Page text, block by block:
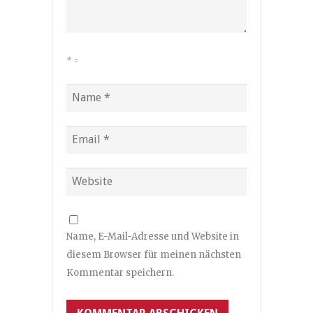
* =
Name, E-Mail-Adresse und Website in
diesem Browser für meinen nächsten
Kommentar speichern.